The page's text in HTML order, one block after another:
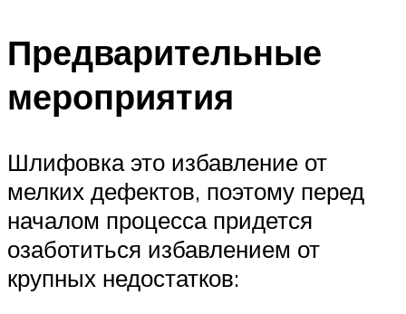
Предварительные
мероприятия
Шлифовка это избавление от
мелких дефектов, поэтому перед
началом процесса придется
озаботиться избавлением от
крупных недостатков: